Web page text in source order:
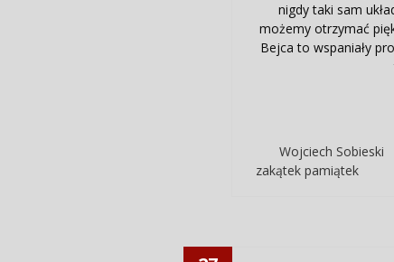
nigdy taki sam
możemy otrzymać
Bejca to wspaniały
Wojciech Sobieski
zakątek pamiątek